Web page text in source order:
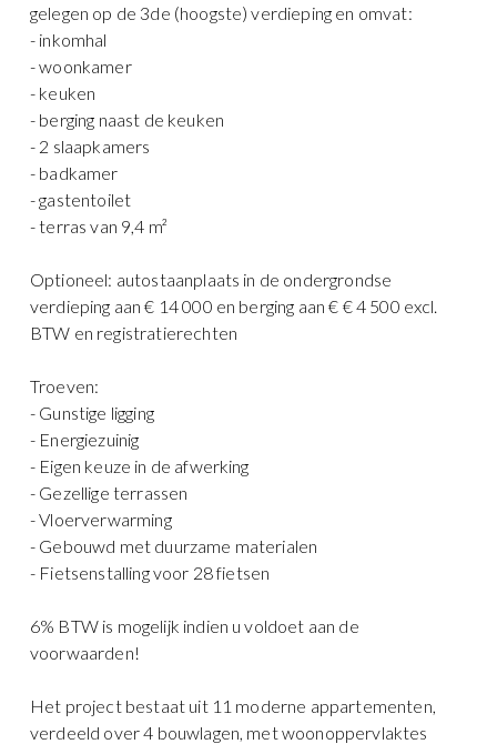
gelegen op de 3de (hoogste) verdieping en omvat:
- inkomhal
- woonkamer
- keuken
- berging naast de keuken
- 2 slaapkamers
- badkamer
- gastentoilet
- terras van 9,4 m²
Optioneel: autostaanplaats in de ondergrondse
verdieping aan € 14 000 en berging aan € € 4 500 excl.
BTW en registratierechten
Troeven:
- Gunstige ligging
- Energiezuinig
- Eigen keuze in de afwerking
- Gezellige terrassen
- Vloerverwarming
- Gebouwd met duurzame materialen
- Fietsenstalling voor 28 fietsen
6% BTW is mogelijk indien u voldoet aan de
voorwaarden!
Het project bestaat uit 11 moderne appartementen,
verdeeld over 4 bouwlagen, met woonoppervlaktes